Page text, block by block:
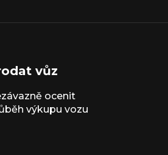
vůz
ocenit
výkupu vozu